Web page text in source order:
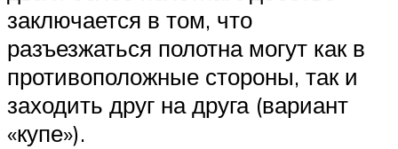
заключается в том, что
разъезжаться полотна могут как в
противоположные стороны, так и
заходить друг на друга (вариант
«купе»).